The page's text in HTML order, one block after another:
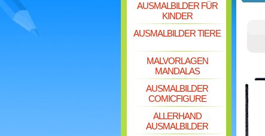
AUSMALBILDER FÜR
KINDER
AUSMALBILDER TIERE
MALVORLAGEN
MANDALAS
AUSMALBILDER
COMICFIGURE
ALLERHAND
AUSMALBILDER